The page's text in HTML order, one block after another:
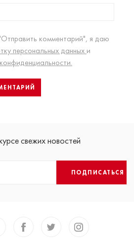
комментарий", я даю
персональных данных и
свежих новостей
ПОДПИСАТЬСЯ